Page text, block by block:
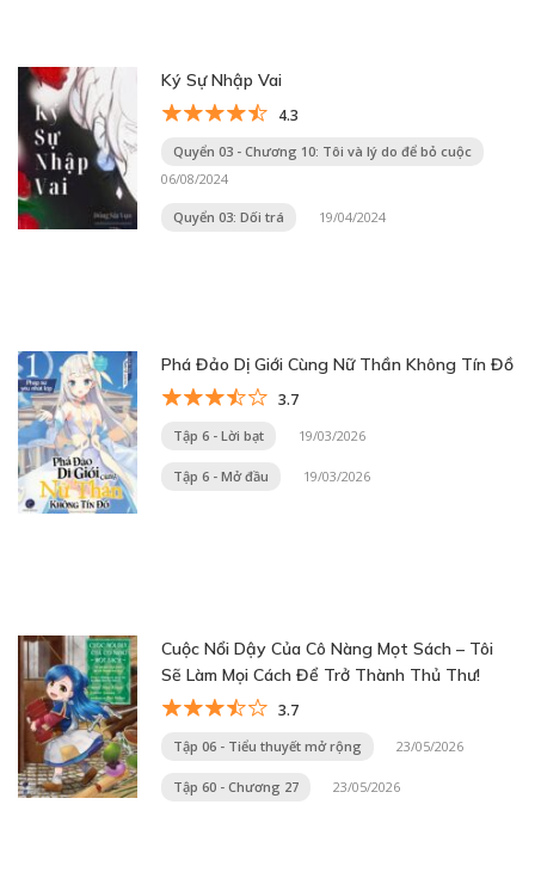
Ký Sự Nhập Vai
4.3
Quyển 03 - Chương 10: Tôi và lý do để bỏ cuộc
06/08/2024
Quyển 03: Dối trá 19/04/2024
Phá Đảo Dị Giới Cùng Nữ Thần Không Tín Đồ
3.7
Tập 6 - Lời bạt 19/03/2026
Tập 6 - Mở đầu 19/03/2026
Cuộc Nổi Dậy Của Cô Nàng Mọt Sách – Tôi
Sẽ Làm Mọi Cách Để Trở Thành Thủ Thư!
3.7
Tập 06 - Tiểu thuyết mở rộng 23/05/2026
Tập 60 - Chương 27 23/05/2026